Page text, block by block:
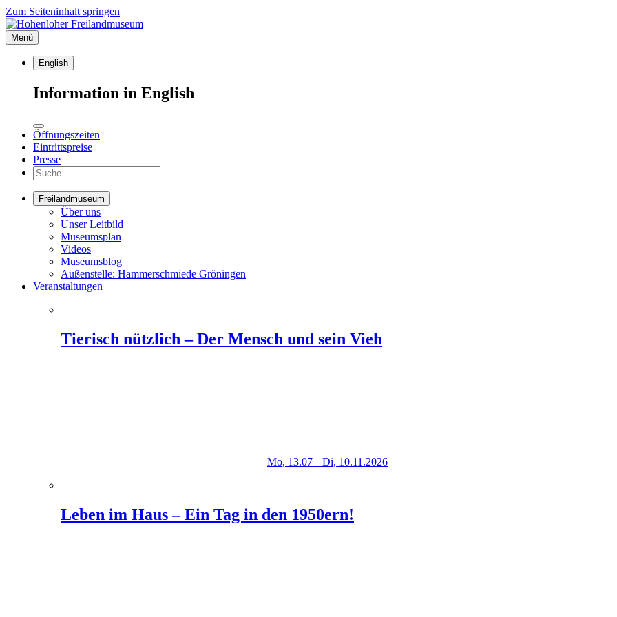
Zum Seiteninhalt springen
Menü
English
Information in English
Öffnungszeiten
Eintrittspreise
Presse
Freilandmuseum
Über uns
Unser Leitbild
Museumsplan
Videos
Museumsblog
Außenstelle: Hammerschmiede Gröningen
Veranstaltungen
Tierisch nützlich – Der Mensch und sein Vieh
Mo, 13.07 – Di, 10.11.2026
Leben im Haus – Ein Tag in den 1950ern!